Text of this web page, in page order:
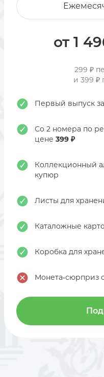
от 1
299 ₽
и 399 ₽
Первый выпуск за
Со 2 номера по
цене 399 ₽
Коллекционный
купюр
Листы для
Каталожные
Коробка для
Монета-сюрприз